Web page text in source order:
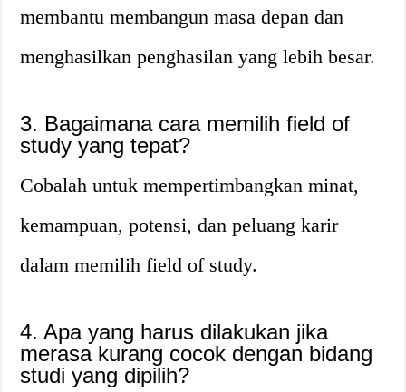
membantu membangun masa depan dan
menghasilkan penghasilan yang lebih besar.
3. Bagaimana cara memilih field of
study yang tepat?
Cobalah untuk mempertimbangkan minat,
kemampuan, potensi, dan peluang karir
dalam memilih field of study.
4. Apa yang harus dilakukan jika
merasa kurang cocok dengan bidang
studi yang dipilih?